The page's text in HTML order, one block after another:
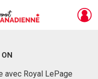
avec Royal LePage